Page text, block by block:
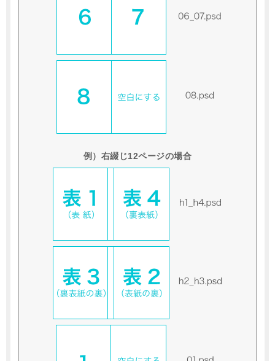
例）右綴じ12ページの場合